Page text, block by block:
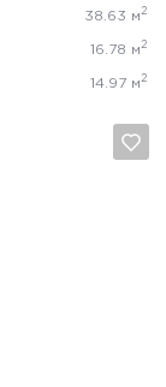
38.63 м 2
16.78 м 2
14.97 м 2